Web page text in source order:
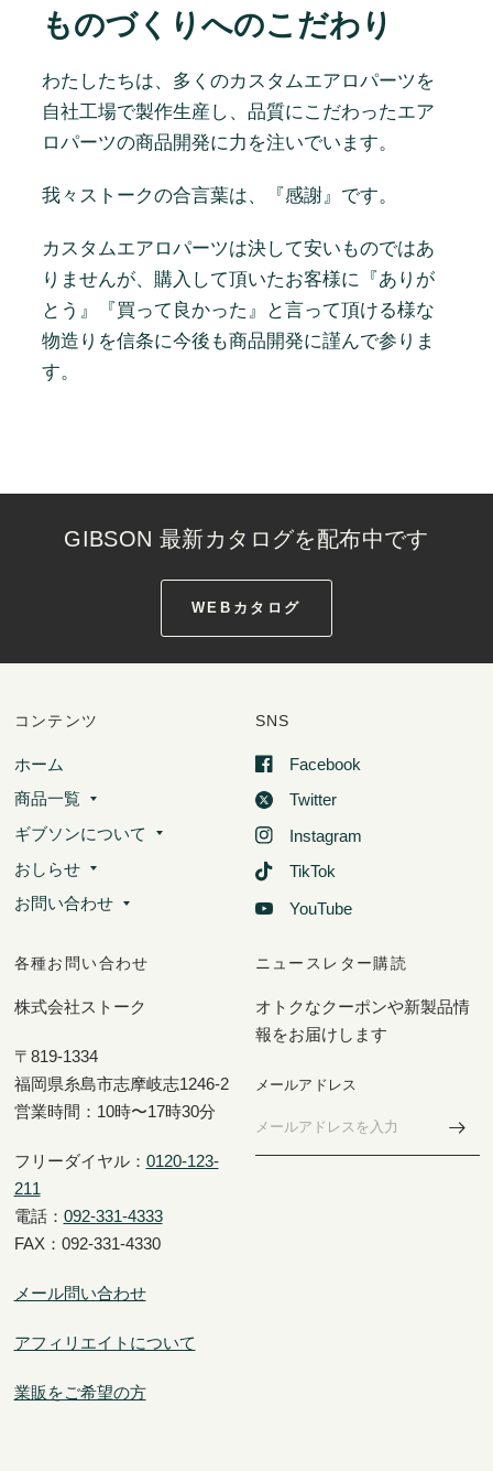
ものづくりへのこだわり
わたしたちは、多くのカスタムエアロパーツを
自社工場で製作生産し、品質にこだわったエア
ロパーツの商品開発に力を注いでいます。
我々ストークの合言葉は、『感謝』です。
カスタムエアロパーツは決して安いものではあ
りませんが、購入して頂いたお客様に『ありが
とう』『買って良かった』と言って頂ける様な
物造りを信条に今後も商品開発に謹んで参りま
す。
GIBSON 最新カタログを配布中です
WEBカタログ
コンテンツ
ホーム
商品一覧
ギブソンについて
おしらせ
お問い合わせ
SNS
Facebook
Twitter
Instagram
TikTok
YouTube
各種お問い合わせ
株式会社ストーク
〒819-1334
福岡県糸島市志摩岐志1246-2
営業時間：10時〜17時30分
フリーダイヤル： 0120-123-
211
電話： 092-331-4333
FAX：092-331-4330
メール問い合わせ
アフィリエイトについて
業販をご希望の方
ニュースレター購読
オトクなクーポンや新製品情
報をお届けします
メールアドレス